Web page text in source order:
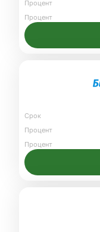
Процент
Процент
Срок
Процент
Процент